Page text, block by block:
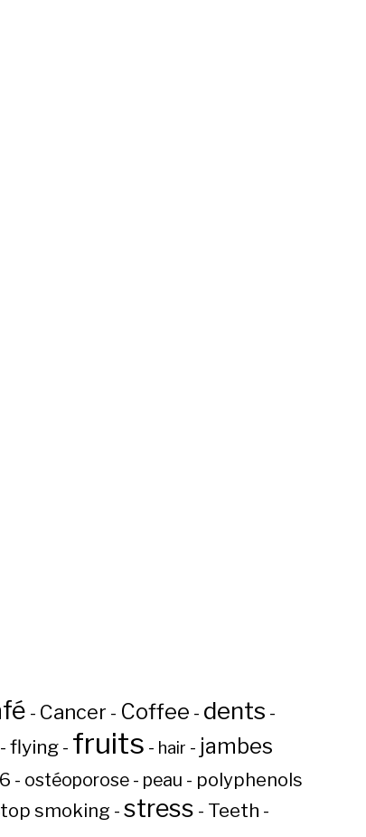
- Cancer - Coffee - dents -
- flying - fruits - hair - jambes
- ostéoporose - peau - polyphenols
smoking - stress - Teeth -